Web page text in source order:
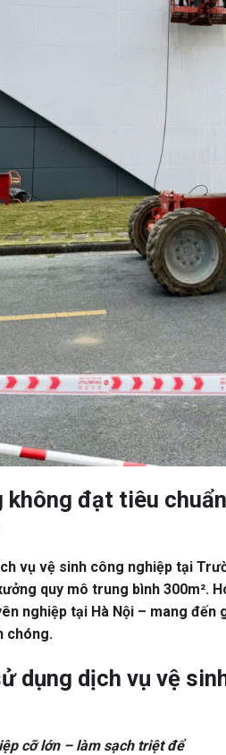
đạt tiêu
vụ vệ sinh công nghiệp tại
quy mô trung bình 300m².
nghiệp tại Hà Nội – mang đến
chóng.
dụng dịch vụ vệ
cỡ lớn – làm sạch triệt để